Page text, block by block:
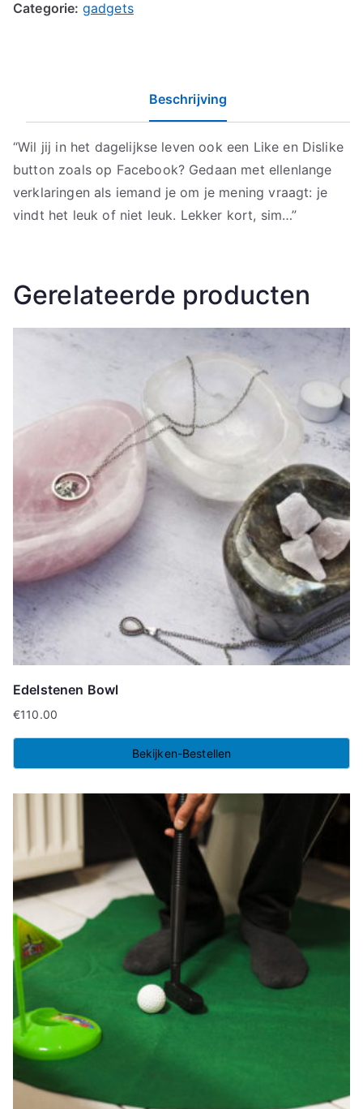
Categorie: gadgets
Beschrijving
“Wil jij in het dagelijkse leven ook een Like en Dislike
button zoals op Facebook? Gedaan met ellenlange
verklaringen als iemand je om je mening vraagt: je
vindt het leuk of niet leuk. Lekker kort, sim…”
Gerelateerde producten
Edelstenen Bowl
€110.00
Bekijken-Bestellen